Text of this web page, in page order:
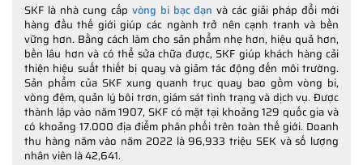
SKF là nhà cung cấp vòng bi bạc đạn và các giải pháp đổi mới
hàng đầu thế giới giúp các ngành trở nên cạnh tranh và bền
vững hơn. Bằng cách làm cho sản phẩm nhẹ hơn, hiệu quả hơn,
bền lâu hơn và có thể sửa chữa được, SKF giúp khách hàng cải
thiện hiệu suất thiết bị quay và giảm tác động đến môi trường.
Sản phẩm của SKF xung quanh trục quay bao gồm vòng bi,
vòng đệm, quản lý bôi trơn, giám sát tình trạng và dịch vụ. Được
thành lập vào năm 1907, SKF có mặt tại khoảng 129 quốc gia và
có khoảng 17.000 địa điểm phân phối trên toàn thế giới. Doanh
thu hàng năm vào năm 2022 là 96,933 triệu SEK và số lượng
nhân viên là 42,641.